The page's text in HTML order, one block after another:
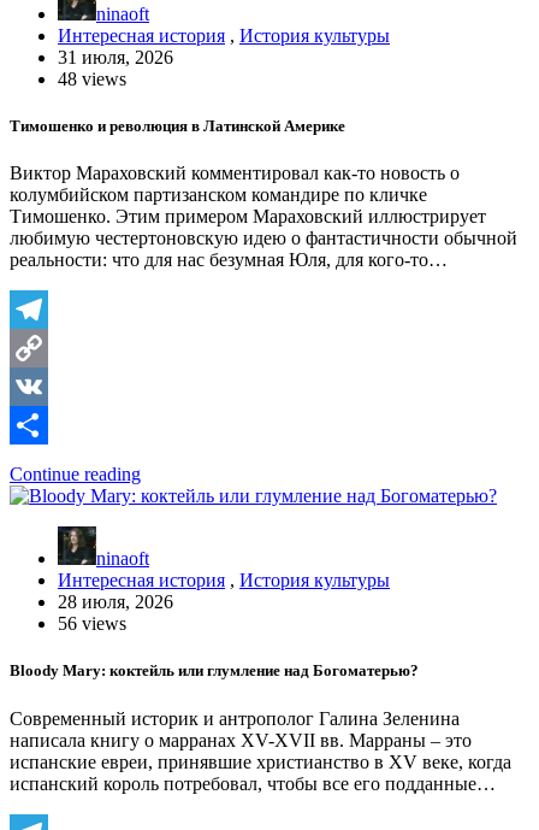
ninaoft
Интересная история , История культуры
31 июля, 2026
48 views
Тимошенко и революция в Латинской Америке
Виктор Мараховский комментировал как-то новость о
колумбийском партизанском командире по кличке
Тимошенко. Этим примером Мараховский иллюстрирует
любимую честертоновскую идею о фантастичности обычной
реальности: что для нас безумная Юля, для кого-то…
Telegram
Copy
Link
VK
Отправить
Continue reading
ninaoft
Интересная история , История культуры
28 июля, 2026
56 views
Bloody Mary: коктейль или глумление над Богоматерью?
Современный историк и антрополог Галина Зеленина
написала книгу о марранах XV-XVII вв. Марраны – это
испанские евреи, принявшие христианство в XV веке, когда
испанский король потребовал, чтобы все его подданные…